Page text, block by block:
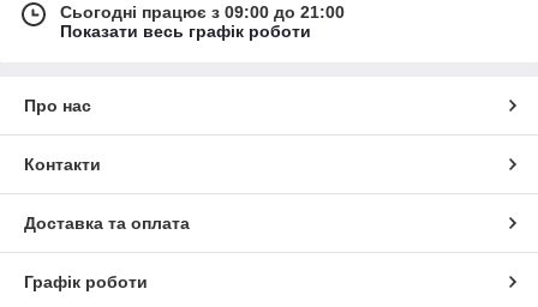
Сьогодні працює з 09:00 до 21:00
Показати весь графік роботи
Про нас
Контакти
Доставка та оплата
Графік роботи